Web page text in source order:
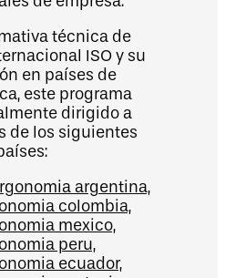
técnica de
ISO y su
en países de
este programa
dirigido a
de los siguientes